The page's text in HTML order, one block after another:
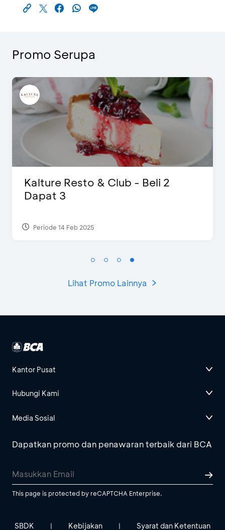
Promo Serupa
- Beli 2
D’Cost - Diskon
Lihat Promo Lainnya
Kantor Pusat
Hubungi Kami
Media Sosial
Dapatkan promo dan penawaran terbaik dari BCA
This page is protected by reCAPTCHA Enterprise.
SBDK | Kebijakan | Syarat dan Ketentuan